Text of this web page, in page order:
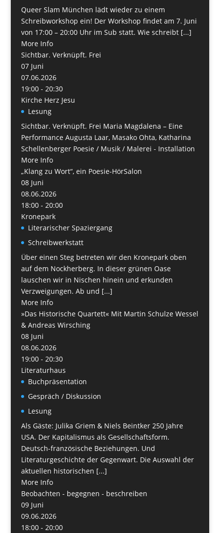
Queer Slam München lädt wieder zu einem
Schreibworkshop ein! Der Workshop findet am 7. Juni
von 17:00 – 20:00 Uhr im Sub statt. Wie schreibt [...]
More Info
Sichtbar. Verknüpft. Frei
07 Juni
07.06.2026
19:00 - 20:30
Kirche Herz Jesu
Lesung
Sichtbar. Verknüpft. Frei Maria Magdalena – Eine
Performance Augusta Laar, Masako Ohta, Katharina
Schellenberger Poesie / Musik / Malerei - Installation
More Info
„Klang zu Wort“, ein Poesie-HörSalon
08 Juni
08.06.2026
18:00 - 20:00
Kronepark
Literarischer Spaziergang
Schreibwerkstatt
Über einen Steg betreten wir den Kronepark oben
auf dem Nockherberg. In dieser grünen Oase
lauschen wir in Nischen hinein und erkunden
Verzweigungen. Ab und [...]
More Info
»Das Historische Quartett« Mit Martin Schulze Wessel
& Andreas Wirsching
08 Juni
08.06.2026
19:00 - 20:30
Literaturhaus
Buchpräsentation
Gespräch / Diskussion
Lesung
Als Gäste: Julika Griem & Niels Beintker 250 Jahre
USA. Der Kapitalismus als Gesellschaftsform.
Deutsch-französische Beziehungen. Und
Literaturgeschichte der Gegenwart. Die Auswahl der
aktuellen historischen [...]
More Info
Beobachten - begegnen - beschreiben
09 Juni
09.06.2026
18:00 - 20:00